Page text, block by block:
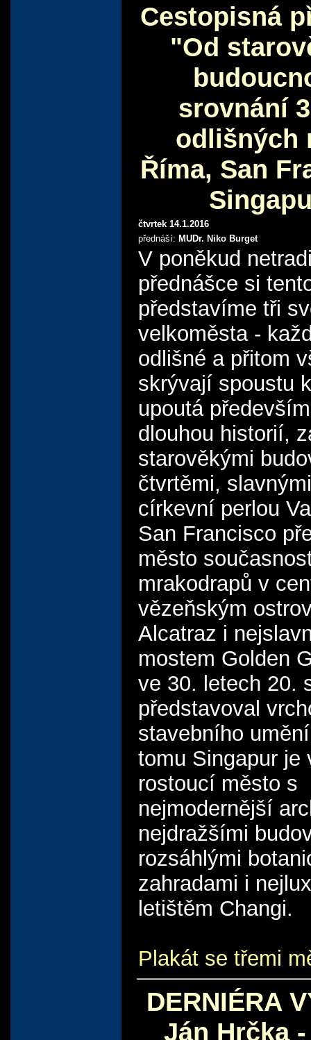
Cestopisná
"Od
srovnání
odlišných
Říma, San
čtvrtek 14.1.2016
přednáší: MUDr. Niko Burget
V poněkud
přednášce si
představíme tři
velkoměsta -
odlišné a přitom
skrývají spoustu
upoutá
dlouhou historií,
starověkými
čtvrtěmi,
církevní perlou
San Francisco
město
mrakodrapů v
vězeňským
Alcatraz i
mostem Golden
ve 30. letech 20.
představoval
stavebního
tomu Singapur je
rostoucí město s
nejmodernější
nejdražšími
rozsáhlými
zahradami i
letištěm Changi.
Plakát se třemi
DERNIÉRA
Ján Hrčka